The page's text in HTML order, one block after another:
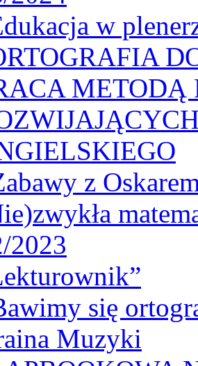
w
METODĄ
z
2023
się
Muzyki